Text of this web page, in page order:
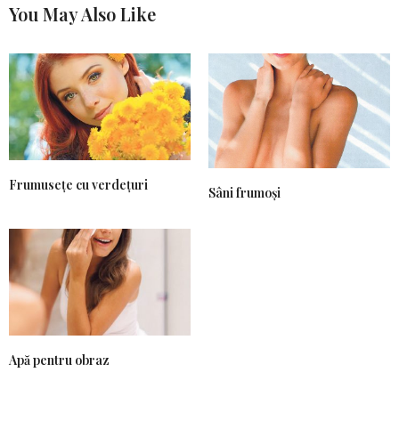
You May Also Like
Frumusețe cu verdețuri Sâni frumoși
Apă pentru obraz